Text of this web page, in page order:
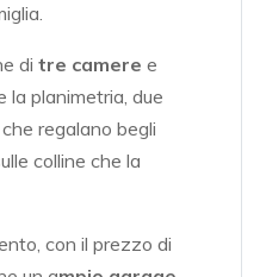
di tre camere e
la planimetria, due
che regalano begli
colline che la
con il prezzo di